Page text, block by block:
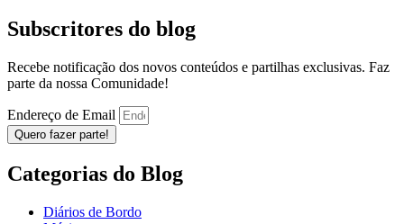
Subscritores do blog
Recebe notificação dos novos conteúdos e partilhas exclusivas. Faz
parte da nossa Comunidade!
Endereço de Email
Quero fazer parte!
Categorias do Blog
Diários de Bordo